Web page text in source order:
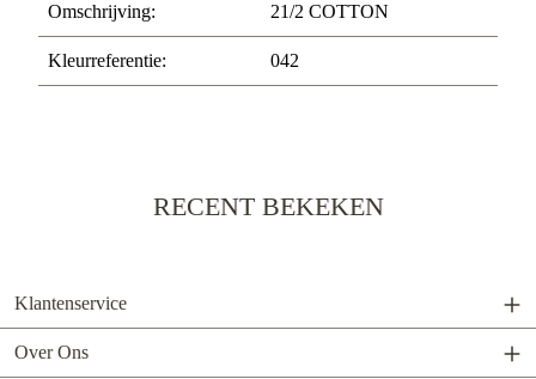
Omschrijving: 21/2 COTTON
Kleurreferentie: 042
RECENT BEKEKEN
Klantenservice
Over Ons